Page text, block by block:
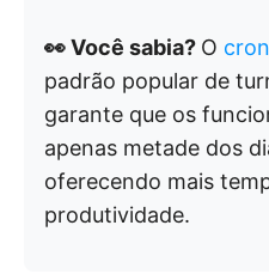
👀 Você sabia? O
padrão popular de
garante que os
apenas metade dos
oferecendo mais
produtividade.